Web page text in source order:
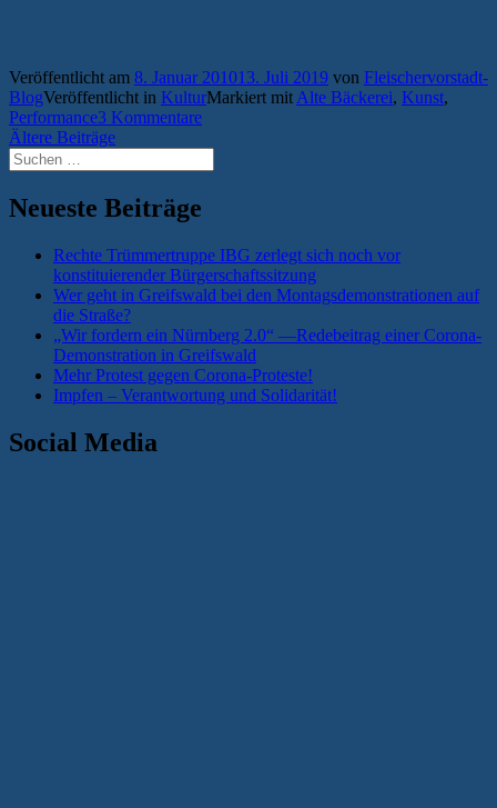
Veröffentlicht am 8. Januar 201013. Juli 2019 von Fleischervorstadt-
BlogVeröffentlicht in KulturMarkiert mit Alte Bäckerei, Kunst,
Performance3 Kommentare
Beitragsnavigation
Ältere Beiträge
Suchen
nach:
Neueste Beiträge
Rechte Trümmertruppe IBG zerlegt sich noch vor
konstituierender Bürgerschaftssitzung
Wer geht in Greifswald bei den Montagsdemonstrationen auf
die Straße?
„Wir fordern ein Nürnberg 2.0“ —Redebeitrag einer Corona-
Demonstration in Greifswald
Mehr Protest gegen Corona-Proteste!
Impfen – Verantwortung und Solidarität!
Social Media